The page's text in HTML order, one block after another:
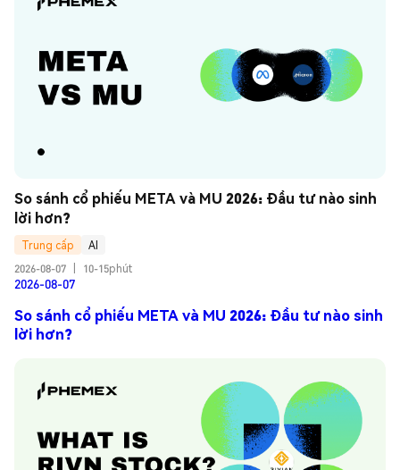
So sánh cổ phiếu META và MU 2026: Đầu tư nào sinh
lời hơn?
Trung cấp
AI
2026-08-07
10-15phút
2026-08-07
So sánh cổ phiếu META và MU 2026: Đầu tư nào sinh
lời hơn?